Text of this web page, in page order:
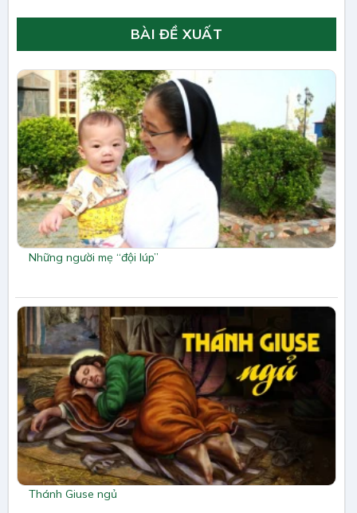
BÀI ĐỀ XUẤT
Những người mẹ “đội lúp”
Thánh Giuse ngủ